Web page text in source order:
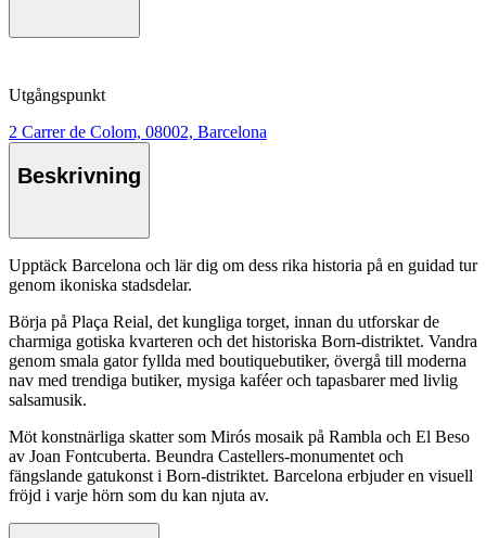
Utgångspunkt
2 Carrer de Colom, 08002, Barcelona
Beskrivning
Upptäck Barcelona och lär dig om dess rika historia på en guidad tur
genom ikoniska stadsdelar.
Börja på Plaça Reial, det kungliga torget, innan du utforskar de
charmiga gotiska kvarteren och det historiska Born-distriktet. Vandra
genom smala gator fyllda med boutiquebutiker, övergå till moderna
nav med trendiga butiker, mysiga kaféer och tapasbarer med livlig
salsamusik.
Möt konstnärliga skatter som Mirós mosaik på Rambla och El Beso
av Joan Fontcuberta. Beundra Castellers-monumentet och
fängslande gatukonst i Born-distriktet. Barcelona erbjuder en visuell
fröjd i varje hörn som du kan njuta av.